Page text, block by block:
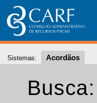
Sistemas: Acordãos
Busca: